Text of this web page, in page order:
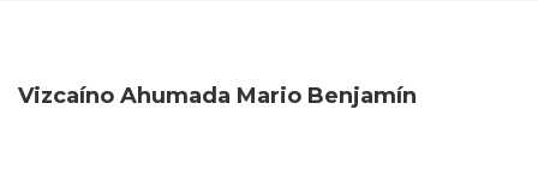
Vizcaíno Ahumada Mario Benjamín